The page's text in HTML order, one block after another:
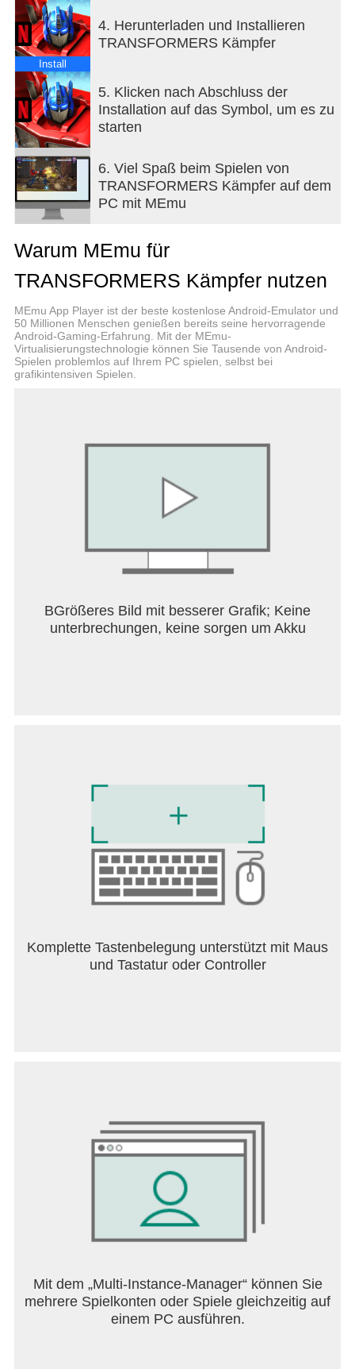
Bitte beachten Sie, dass die Informationen zur
Datensicherheit für Informationen gelten, die in
dieser App gesammelt und verwendet werden. In
der Netflix-Datenschutzerklärung erfahren Sie mehr
über die Informationen, die wir in diesem und
anderen Kontexten, einschließlich der
Kontoregistrierung, sammeln und verwenden.
Install
4. Herunterladen und Installieren
TRANSFORMERS Kämpfer
5. Klicken nach Abschluss der
Installation auf das Symbol, um es zu
starten
6. Viel Spaß beim Spielen von
TRANSFORMERS Kämpfer auf dem
PC mit MEmu
Warum MEmu für
TRANSFORMERS Kämpfer nutzen
MEmu App Player ist der beste kostenlose Android-Emulator und
50 Millionen Menschen genießen bereits seine hervorragende
Android-Gaming-Erfahrung. Mit der MEmu-
Virtualisierungstechnologie können Sie Tausende von Android-
Spielen problemlos auf Ihrem PC spielen, selbst bei
grafikintensiven Spielen.
BGrößeres Bild mit besserer Grafik; Keine
unterbrechungen, keine sorgen um Akku
Komplette Tastenbelegung unterstützt mit Maus
und Tastatur oder Controller
Mit dem „Multi-Instance-Manager“ können Sie
mehrere Spielkonten oder Spiele gleichzeitig auf
einem PC ausführen.